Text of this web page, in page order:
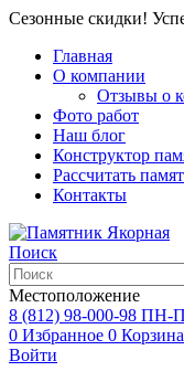
Сезонные скидки!
Главная
О компании
Отзывы о
Фото работ
Наш блог
Конструктор
Рассчитать
Контакты
Поиск
Местоположение
8 (812) 98-000-98 ПН-
0 Избранное 0 Корзина
Войти